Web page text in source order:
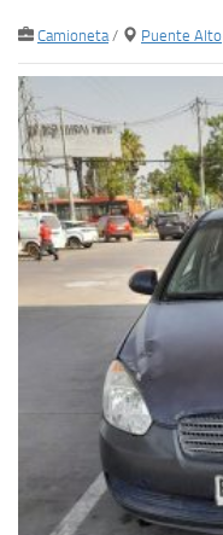
Camioneta / Puente Alto